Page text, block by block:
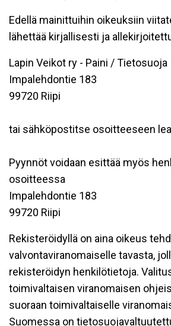
Edellä mainittuihin oikeuksiin
lähettää kirjallisesti ja
Lapin Veikot ry - Paini / Tietosuoja
Impalehdontie 183
99720 Riipi
tai sähköpostitse osoitteeseen
Pyynnöt voidaan esittää myös
osoitteessa
Impalehdontie 183
99720 Riipi
Rekisteröidyllä on aina oikeus
valvontaviranomaiselle tavasta,
rekisteröidyn henkilötietoja.
toimivaltaisen viranomaisen
suoraan toimivaltaiselle
Suomessa on